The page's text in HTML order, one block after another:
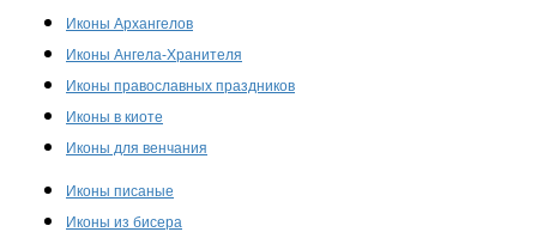
Иконы Архангелов
Иконы Ангела-Хранителя
Иконы православных праздников
Иконы в киоте
Иконы для венчания
Иконы писаные
Иконы из бисера